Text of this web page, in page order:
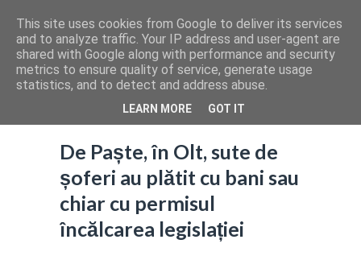
De Paște, în Olt, sute de
șoferi au plătit cu bani sau
chiar cu permisul
încălcarea legislației
This site uses cookies from Google to deliver its services
and to analyze traffic. Your IP address and user-agent are
shared with Google along with performance and security
metrics to ensure quality of service, generate usage
statistics, and to detect and address abuse.
LEARN MORE GOT IT